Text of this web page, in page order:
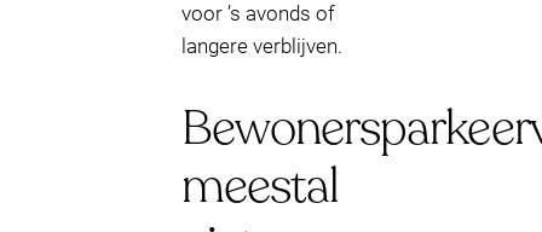
voor ’s avonds of
langere verblijven.
meestal